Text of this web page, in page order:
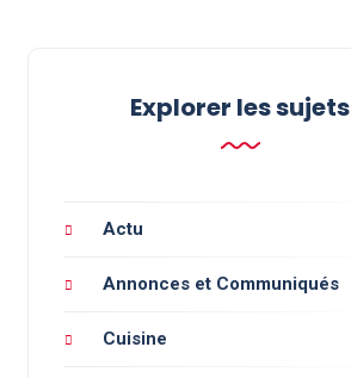
Explorer les sujets
Actu
Annonces et Communiqués
Cuisine